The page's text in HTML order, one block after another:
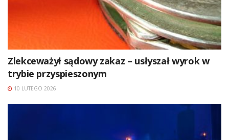
Zlekceważył sądowy zakaz – usłyszał wyrok w
trybie przyspieszonym
10 LUTEGO 2026